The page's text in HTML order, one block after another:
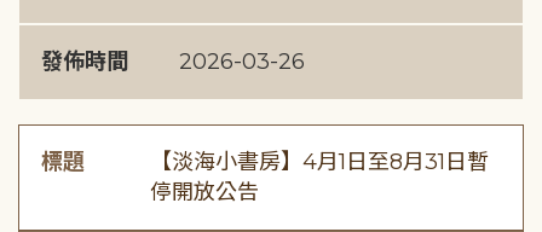
發佈時間 2026-03-26
標題
【淡海小書房】4月1日至8月31日暫
停開放公告